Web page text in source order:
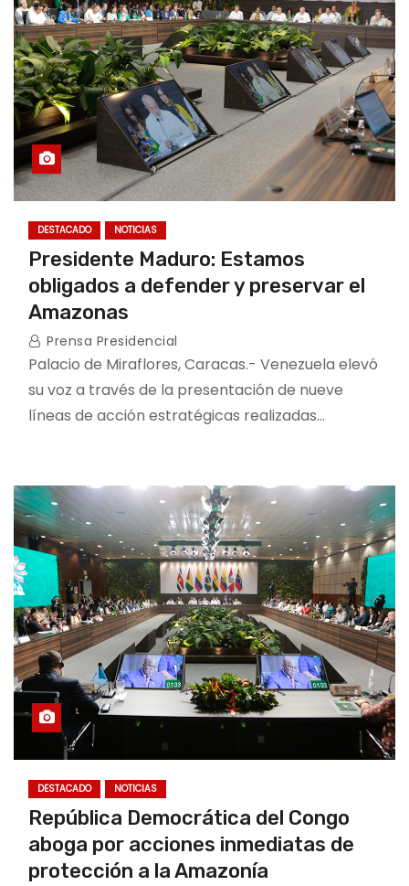
DESTACADO NOTICIAS
Presidente Maduro: Estamos
obligados a defender y preservar el
Amazonas
Prensa Presidencial
Palacio de Miraflores, Caracas.- Venezuela elevó
su voz a través de la presentación de nueve
líneas de acción estratégicas realizadas…
DESTACADO NOTICIAS
República Democrática del Congo
aboga por acciones inmediatas de
protección a la Amazonía